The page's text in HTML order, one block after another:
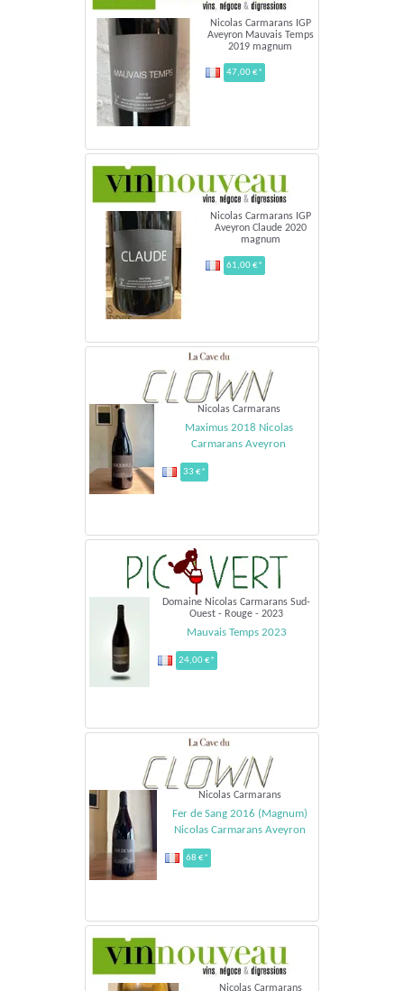
Nicolas Carmarans IGP
Aveyron Mauvais Temps
2019 magnum
47,00 €*
Nicolas Carmarans IGP
Aveyron Claude 2020
magnum
61,00 €*
Nicolas Carmarans
Maximus 2018 Nicolas
Carmarans Aveyron
33 €*
Domaine Nicolas Carmarans Sud-
Ouest - Rouge - 2023
Mauvais Temps 2023
24,00 €*
Nicolas Carmarans
Fer de Sang 2016 (Magnum)
Nicolas Carmarans Aveyron
68 €*
Nicolas Carmarans